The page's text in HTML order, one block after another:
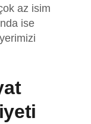
az isim
ise